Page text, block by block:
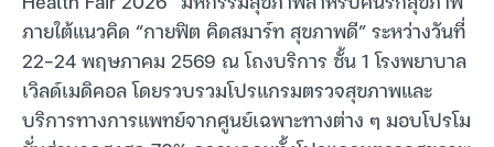
ภายใต้แนวคิด “กายฟิต คิดสมาร์ท สุขภาพดี” ระหว่างวันที่
22–24 พฤษภาคม 2569 ณ โถงบริการ ชั้น 1 โรงพยาบาล
เวิลด์เมดิคอล โดยรวบรวมโปรแกรมตรวจสุขภาพและ
บริการทางการแพทย์จากศูนย์เฉพาะทางต่าง ๆ มอบโปรโม